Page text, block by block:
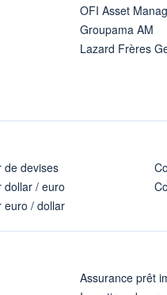
OFI Asset
Groupama AM
Lazard Frères
de devises
dollar / euro
euro / dollar
Assurance prêt